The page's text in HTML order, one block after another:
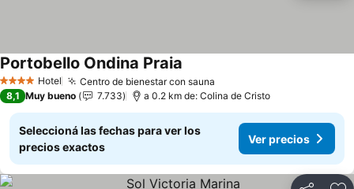
4 EstrellasHotel Centro de bienestar con sauna
Portobello Ondina Praia
8,1 Muy bueno 7.733 a 0.2 km de: Colina de Cristo
Seleccioná las fechas para ver los
precios exactos
Ver precios